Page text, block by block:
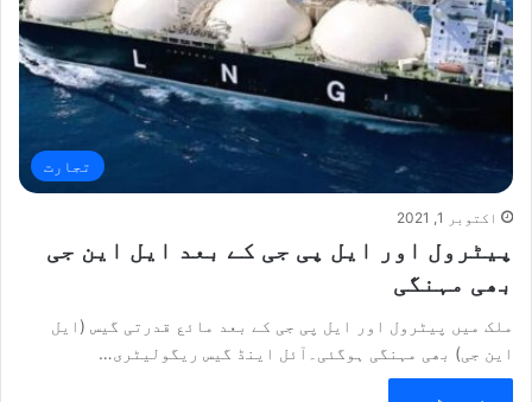
تجارت
اکتوبر 1, 2021
پیٹرول اور ایل پی جی کے بعد ایل این جی
بھی مہنگی
ملک میں پیٹرول اور ایل پی جی کے بعد مائع قدرتی گیس (ایل
این جی) بھی مہنگی ہوگئی۔آئل اینڈ گیس ریگولیٹری…